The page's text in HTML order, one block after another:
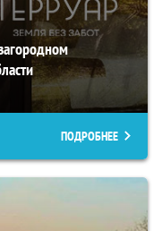
ПОДРОБНЕЕ